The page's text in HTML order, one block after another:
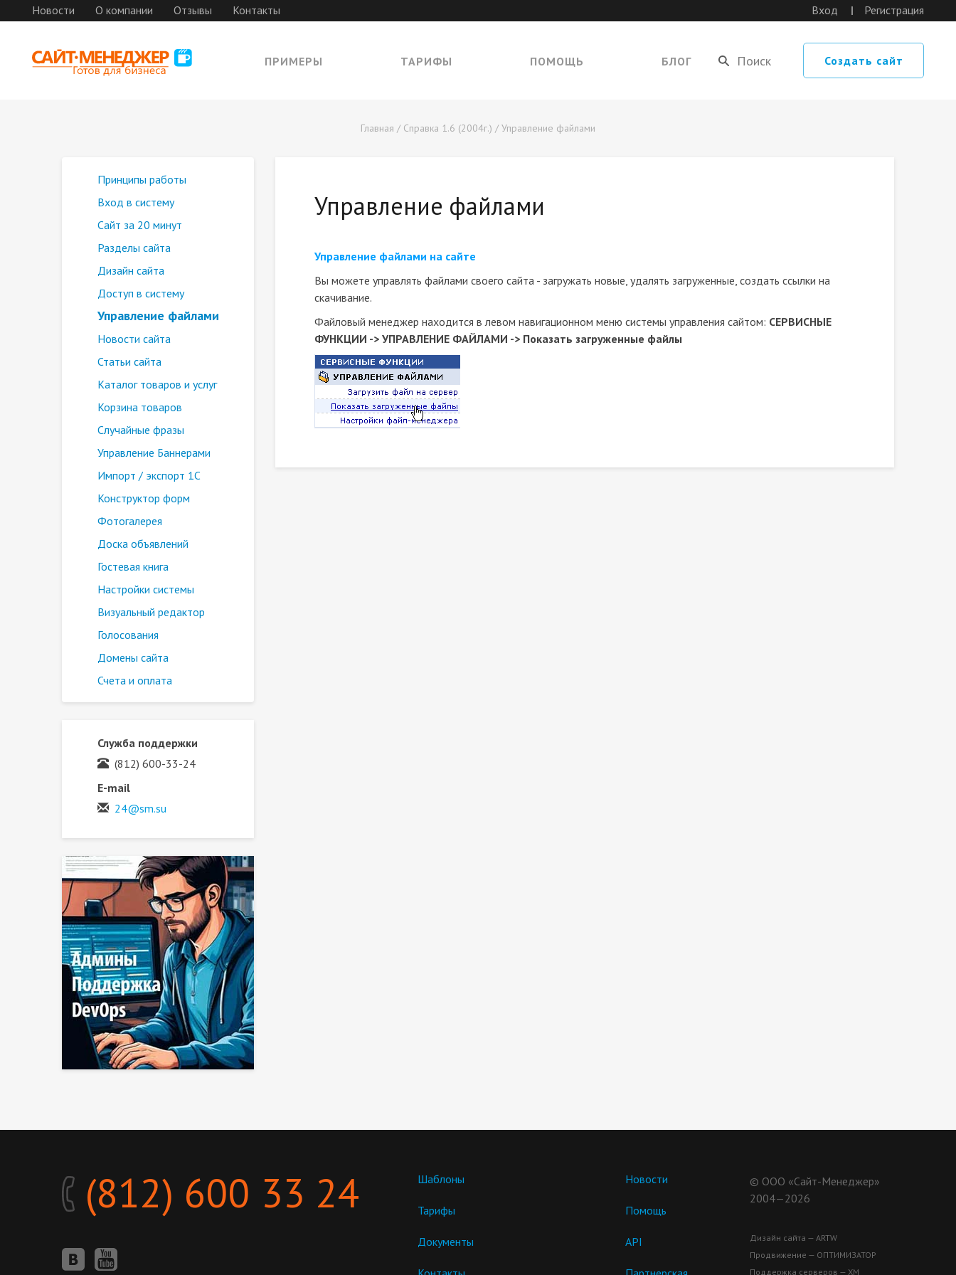
Новости О компании Отзывы Контакты Вход Регистрация
ПРИМЕРЫ ТАРИФЫ ПОМОЩЬ БЛОГ Создать сайт
Главная / Справка 1.6 (2004г.) / Управление файлами
Управление файлами
Управление файлами на сайте
Вы можете управлять файлами своего сайта - загружать новые, удалять загруженные, создать ссылки на
скачивание.
Файловый менеджер находится в левом навигационном меню системы управления сайтом: СЕРВИСНЫЕ
ФУНКЦИИ -> УПРАВЛЕНИЕ ФАЙЛАМИ -> Показать загруженные файлы
Принципы работы
Вход в систему
Сайт за 20 минут
Разделы сайта
Дизайн сайта
Доступ в систему
Управление файлами
Новости сайта
Статьи сайта
Каталог товаров и услуг
Корзина товаров
Случайные фразы
Управление Баннерами
Импорт / экспорт 1С
Конструктор форм
Фотогалерея
Доска объявлений
Гостевая книга
Настройки системы
Визуальный редактор
Голосования
Домены сайта
Счета и оплата
Служба поддержки
(812) 600-33-24
E-mail
24@sm.su
(812) 600 33 24 Шаблоны
Тарифы
Документы
Новости
Помощь
API
© ООО «Сайт-Менеджер»
2004—2026
Дизайн сайта — ARTW
Продвижение — ОПТИМИЗАТОР
Поддержка серверов — ХМ